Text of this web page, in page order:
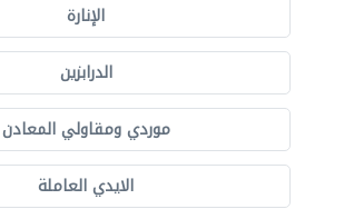
الإنارة
الدرابزين
موردي ومقاولي المعادن
الايدي العاملة